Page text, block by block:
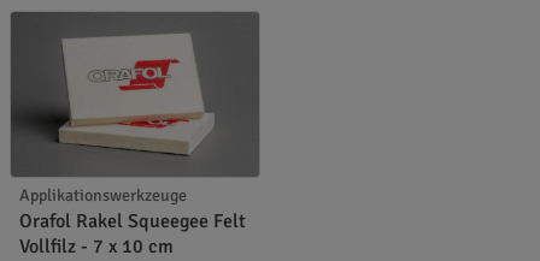
Applikationswerkzeuge
Orafol Rakel Squeegee Felt
Vollfilz - 7 x 10 cm